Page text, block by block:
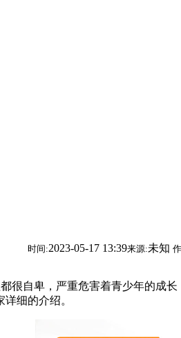
时间:2023-05-17 13:39来源:未知
自卑，严重危害着青少年的成长
细的介绍。